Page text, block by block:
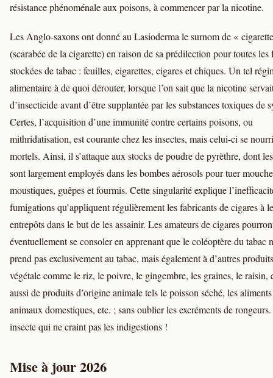
résistance phénoménale aux poisons, à commencer par la nicotine.
Les Anglo-saxons ont donné au Lasioderma le surnom de «
(scarabée de la cigarette) en raison de sa prédilection pour toutes les
stockées de tabac : feuilles, cigarettes, cigares et chiques. Un tel
alimentaire à de quoi dérouter, lorsque l’on sait que la nicotine
d’insecticide avant d’être supplantée par les substances toxiques de
Certes, l’acquisition d’une immunité contre certains poisons, ou
mithridatisation, est courante chez les insectes, mais celui-ci se
mortels. Ainsi, il s’attaque aux stocks de poudre de pyrèthre, dont
sont largement employés dans les bombes aérosols pour tuer
moustiques, guêpes et fourmis. Cette singularité explique
fumigations qu’appliquent régulièrement les fabricants de cigares à
entrepôts dans le but de les assainir. Les amateurs de cigares
éventuellement se consoler en apprenant que le coléoptère du tabac
prend pas exclusivement au tabac, mais également à d’autres
végétale comme le riz, le poivre, le gingembre, les graines, le raisin,
aussi de produits d’origine animale tels le poisson séché, les
animaux domestiques, etc. ; sans oublier les excréments de
insecte qui ne craint pas les indigestions !
Mise à jour 2026